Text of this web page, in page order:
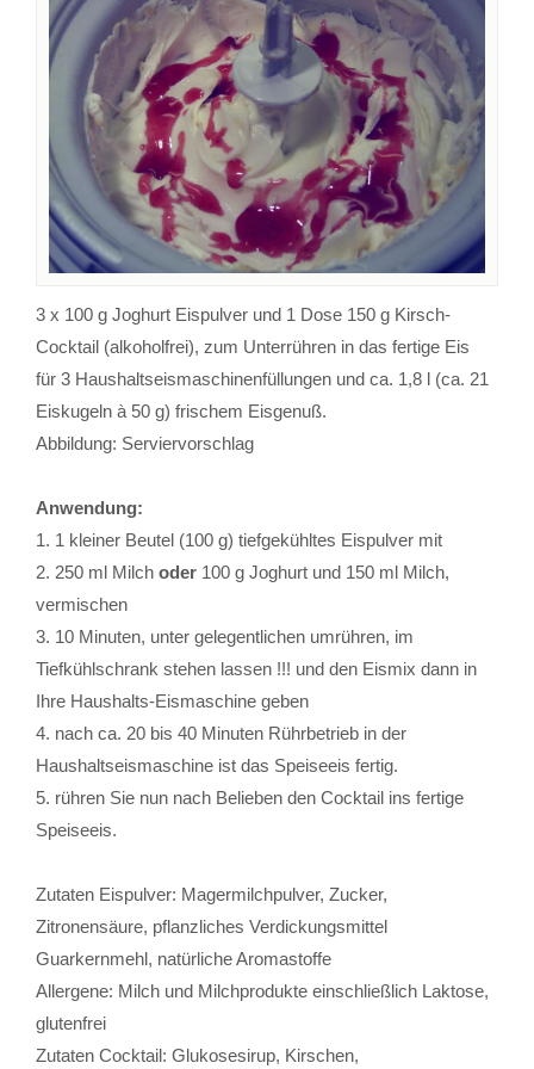
3 x 100 g Joghurt Eispulver und 1 Dose 150 g Kirsch-
Cocktail (alkoholfrei), zum Unterrühren in das fertige Eis
für 3 Haushaltseismaschinenfüllungen und ca. 1,8 l (ca. 21
Eiskugeln à 50 g) frischem Eisgenuß.
Abbildung: Serviervorschlag
Anwendung:
1. 1 kleiner Beutel (100 g) tiefgekühltes Eispulver mit
2. 250 ml Milch oder 100 g Joghurt und 150 ml Milch,
vermischen
3. 10 Minuten, unter gelegentlichen umrühren, im
Tiefkühlschrank stehen lassen !!! und den Eismix dann in
Ihre Haushalts-Eismaschine geben
4. nach ca. 20 bis 40 Minuten Rührbetrieb in der
Haushaltseismaschine ist das Speiseeis fertig.
5. rühren Sie nun nach Belieben den Cocktail ins fertige
Speiseeis.
Zutaten Eispulver: Magermilchpulver, Zucker,
Zitronensäure, pflanzliches Verdickungsmittel
Guarkernmehl, natürliche Aromastoffe
Allergene: Milch und Milchprodukte einschließlich Laktose,
glutenfrei
Zutaten Cocktail: Glukosesirup, Kirschen,